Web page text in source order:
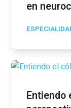
en
Entiendo